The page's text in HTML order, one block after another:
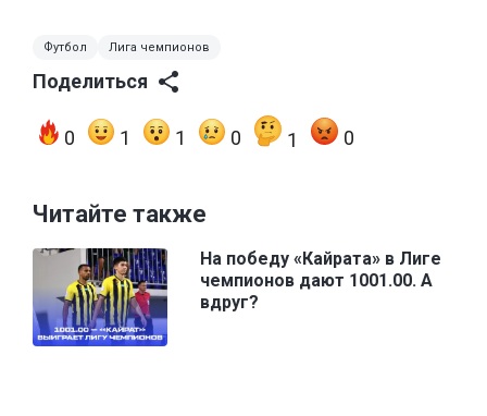
Футбол Лига чемпионов
Поделиться
0 1 1 0 1 0
Читайте также
На победу «Кайрата» в Лиге
чемпионов дают 1001.00. А
вдруг?